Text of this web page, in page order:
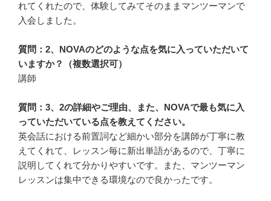
れてくれたので、体験してみてそのままマンツーマンで
入会しました。
質問：2、NOVAのどのような点を気に入っていただいて
いますか？（複数選択可）
講師
質問：3、2の詳細やご理由、また、NOVAで最も気に入
っていただいている点を教えてください。
英会話における前置詞など細かい部分を講師が丁寧に教
えてくれて、レッスン毎に新出単語があるので、丁寧に
説明してくれて分かりやすいです。また、マンツーマン
レッスンは集中できる環境なので良かったです。